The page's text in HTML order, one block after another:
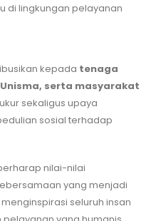
di lingkungan pelayanan
kepada tenaga
serta masyarakat
sekaligus upaya
sosial terhadap
nilai-nilai
yang menjadi
seluruh insan